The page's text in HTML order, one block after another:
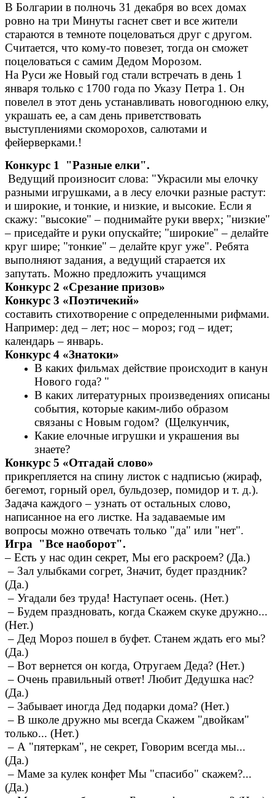
В Болгарии в полночь 31 декабря во всех домах
ровно на три Минуты гаснет свет и все жители
стараются в темноте поцеловаться друг с другом.
Считается, что кому-то повезет, тогда он сможет
поцеловаться с самим Дедом Морозом.
На Руси же Новый год стали встречать в день 1
января только с 1700 года по Указу Петра 1. Он
повелел в этот день устанавливать новогоднюю елку,
украшать ее, а сам день приветствовать
выступлениями скоморохов, салютами и
фейерверками.!
Конкурс 1 "Разные елки".
Ведущий произносит слова: "Украсили мы елочку
разными игрушками, а в лесу елочки разные растут:
и широкие, и тонкие, и низкие, и высокие. Если я
скажу: "высокие" – поднимайте руки вверх; "низкие"
– приседайте и руки опускайте; "широкие" – делайте
круг шире; "тонкие" – делайте круг уже". Ребята
выполняют задания, а ведущий старается их
запутать. Можно предложить учащимся
Конкурс 2 «Срезание призов»
Конкурс 3 «Поэтичекий»
составить стихотворение с определенными рифмами.
Например: дед – лет; нос – мороз; год – идет;
календарь – январь.
Конкурс 4 «Знатоки»
В каких фильмах действие происходит в канун
Нового года? "
В каких литературных произведениях описаны
события, которые каким-либо образом
связаны с Новым годом? (Щелкунчик,
Какие елочные игрушки и украшения вы
знаете?
Конкурс 5 «Отгадай слово»
прикрепляется на спину листок с надписью (жираф,
бегемот, горный орел, бульдозер, помидор и т. д.).
Задача каждого – узнать от остальных слово,
написанное на его листке. На задаваемые им
вопросы можно отвечать только "да" или "нет".
Игра "Все наоборот".
– Есть у нас один секрет, Мы его раскроем? (Да.)
– Зал улыбками согрет, Значит, будет праздник?
(Да.)
– Угадали без труда! Наступает осень. (Нет.)
– Будем праздновать, когда Скажем скуке дружно...
(Нет.)
– Дед Мороз пошел в буфет. Станем ждать его мы?
(Да.)
– Вот вернется он когда, Отругаем Деда? (Нет.)
– Очень правильный ответ! Любит Дедушка нас?
(Да.)
– Забывает иногда Дед подарки дома? (Нет.)
– В школе дружно мы всегда Скажем "двойкам"
только... (Нет.)
– А "пятеркам", не секрет, Говорим всегда мы...
(Да.)
– Маме за кулек конфет Мы "спасибо" скажем?...
(Да.)